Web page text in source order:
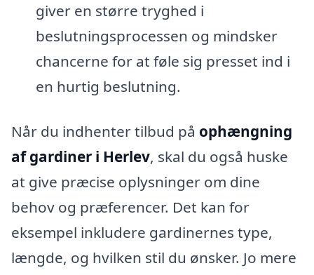
giver en større tryghed i
beslutningsprocessen og mindsker
chancerne for at føle sig presset ind i
en hurtig beslutning.
Når du indhenter tilbud på ophængning
af gardiner i Herlev, skal du også huske
at give præcise oplysninger om dine
behov og præferencer. Det kan for
eksempel inkludere gardinernes type,
længde, og hvilken stil du ønsker. Jo mere